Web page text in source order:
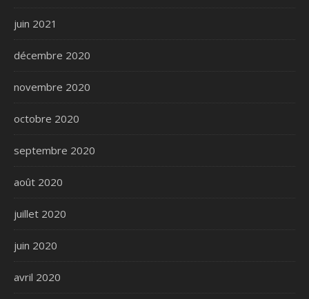
juin 2021
décembre 2020
novembre 2020
octobre 2020
septembre 2020
août 2020
juillet 2020
juin 2020
avril 2020